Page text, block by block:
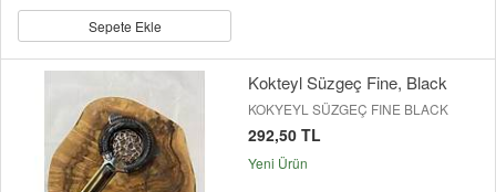
Sepete Ekle
Kokteyl Süzgeç Fine, Black
KOKYEYL SÜZGEÇ FINE BLACK
292,50 TL
Yeni Ürün